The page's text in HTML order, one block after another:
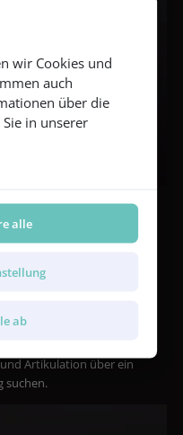
Vielfalt
Tonholzkombinationen,
Das erweiterte Modell
mit
Artikulation über ein
suchen.
wir Cookies und
auch
über die
in unserer
alle
ab